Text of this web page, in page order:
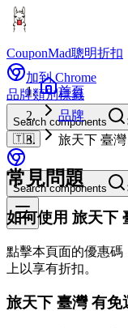
CouponMad聰明折扣
加到 Chrome
品牌類別標籤
Search components
🇹🇼
Search components
首頁
品牌
旅天下 臺灣
常見問題
如何使用 旅天下
點擊本頁面的優惠碼
上以享有折扣。
旅天下 臺灣 有免